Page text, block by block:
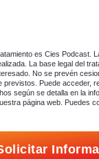
es Cies Podcast.
La base legal del
No se prevén
previstos. Puede acceder,
según se detalla en la
página web. Puedes